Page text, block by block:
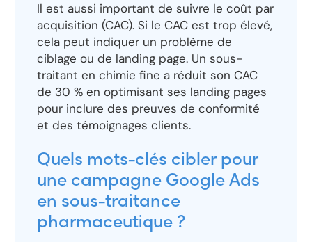
Il est aussi important de suivre le coût par
acquisition (CAC). Si le CAC est trop élevé,
cela peut indiquer un problème de
ciblage ou de landing page. Un sous-
traitant en chimie fine a réduit son CAC
de 30 % en optimisant ses landing pages
pour inclure des preuves de conformité
et des témoignages clients.
Quels mots-clés cibler pour
une campagne Google Ads
en sous-traitance
pharmaceutique ?